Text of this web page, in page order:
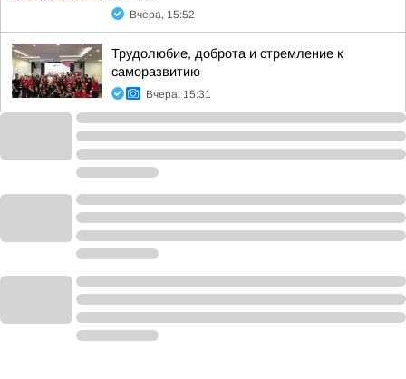
Вчера, 15:52
Трудолюбие, доброта и стремление к
саморазвитию
Вчера, 15:31